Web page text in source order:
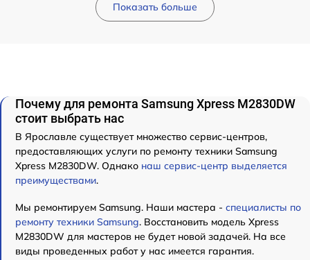
Показать больше
Почему для ремонта Samsung Xpress M2830DW
стоит выбрать нас
В Ярославле существует множество сервис-центров,
предоставляющих услуги по ремонту техники Samsung
Xpress M2830DW. Однако наш сервис-центр выделяется
преимуществами.
Мы ремонтируем Samsung. Наши мастера - специалисты по
ремонту техники Samsung. Восстановить модель Xpress
M2830DW для мастеров не будет новой задачей. На все
виды проведенных работ у нас имеется гарантия.